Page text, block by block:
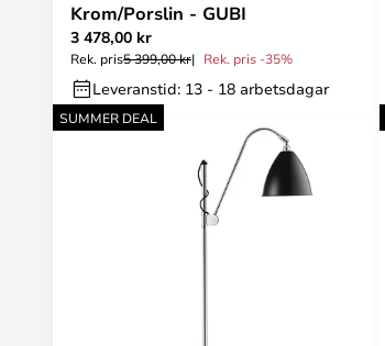
Krom/Porslin - GUBI
3 478,00 kr
Rek. pris5 399,00 kr Rek. pris -35%
Leveranstid: 13 - 18 arbetsdagar
SUMMER DEAL